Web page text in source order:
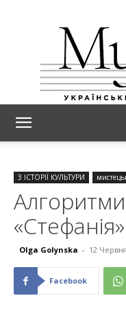
З ІСТОРІЇ КУЛЬТУРИ
Алгоритми
«Стефанія»
Olga Golynska - 12
Facebook